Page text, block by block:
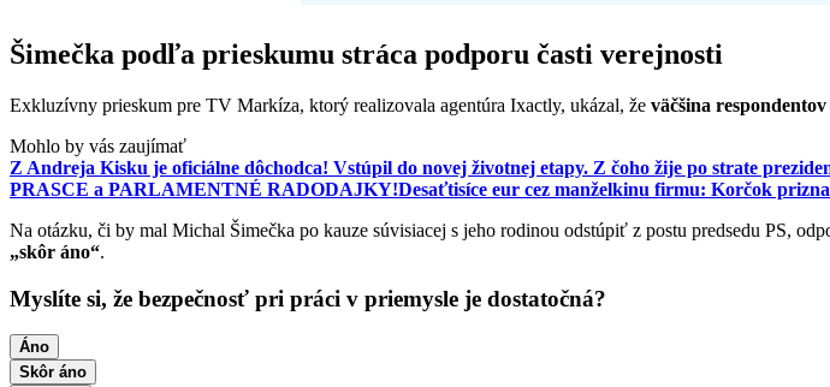
Šimečka podľa prieskumu stráca podporu časti verejnosti
Exkluzívny prieskum pre TV Markíza, ktorý realizovala agentúra Ixactly, ukázal, že väčšina
Mohlo by vás zaujímať
Z Andreja Kisku je oficiálne dôchodca! Vstúpil do novej životnej etapy. Z čoho žije po strate
PRASCE a PARLAMENTNÉ RADODAJKY!Desaťtisíce eur cez manželkinu firmu: Korčok
Na otázku, či by mal Michal Šimečka po kauze súvisiacej s jeho rodinou odstúpiť z postu predsedu PS,
„skôr áno“.
Myslíte si, že bezpečnosť pri práci v priemysle je dostatočná?
Áno
Skôr áno